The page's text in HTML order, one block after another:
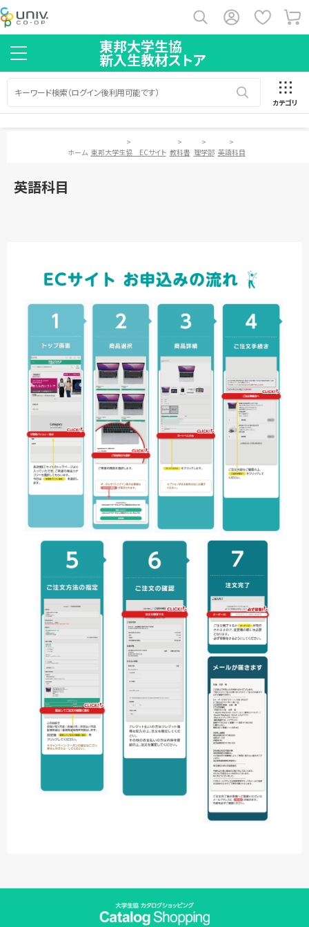
東邦大学生協
新入生教材ストア
カテゴリ
ホーム
>
東邦大学生協 ECサイト
>
教科書
>
理学部
>
英語科目
英語科目